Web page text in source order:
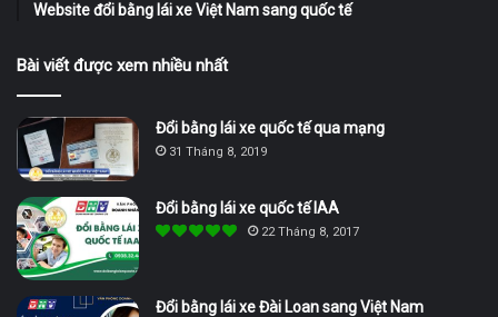
Website đổi bằng lái xe Việt Nam sang quốc tế
Bài viết được xem nhiều nhất
Đổi bằng lái xe quốc tế qua mạng
31 Tháng 8, 2019
Đổi bằng lái xe quốc tế IAA
22 Tháng 8, 2017
Đổi bằng lái xe Đài Loan sang Việt Nam